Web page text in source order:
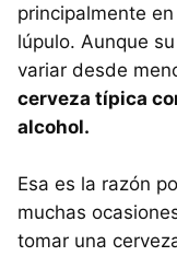
principalmente
lúpulo. Aunque
variar desde
cerveza típica
alcohol.
Esa es la razón
muchas
tomar una